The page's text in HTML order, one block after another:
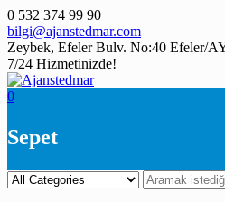
Skip
to
content
0 532 374 99 90
bilgi@ajanstedmar.com
Zeybek, Efeler Bulv. No:40 Efeler/
7/24 Hizmetinizde!
0
Sepet